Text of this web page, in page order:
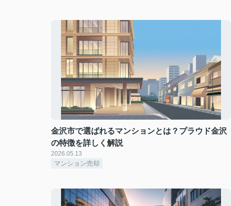
金沢市で選ばれるマンションとは？プラウド金沢
の特徴を詳しく解説
2026.05.13
マンション売却